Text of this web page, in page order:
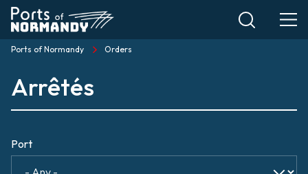
Skip
main
Breadcrumb
Ports of Normandy Orders
Arrêtés
Port